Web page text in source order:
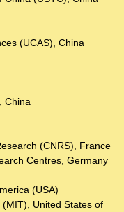
(UCAS), China
China
(CNRS), France
Centres, Germany
(USA)
United States of